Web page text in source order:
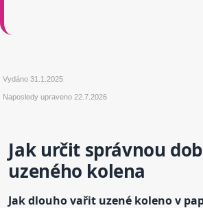
Vydáno31.1.2025
Naposledy upraveno22.7.2026
Jak určit správnou
uzeného kolena
Jak dlouho vařit uzené koleno v